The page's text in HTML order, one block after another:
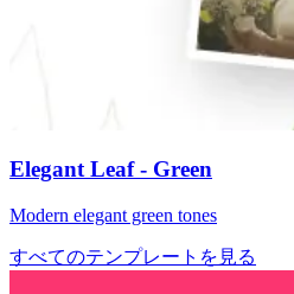
Elegant Leaf - Green
Modern elegant green tones
すべてのテンプレートを見る